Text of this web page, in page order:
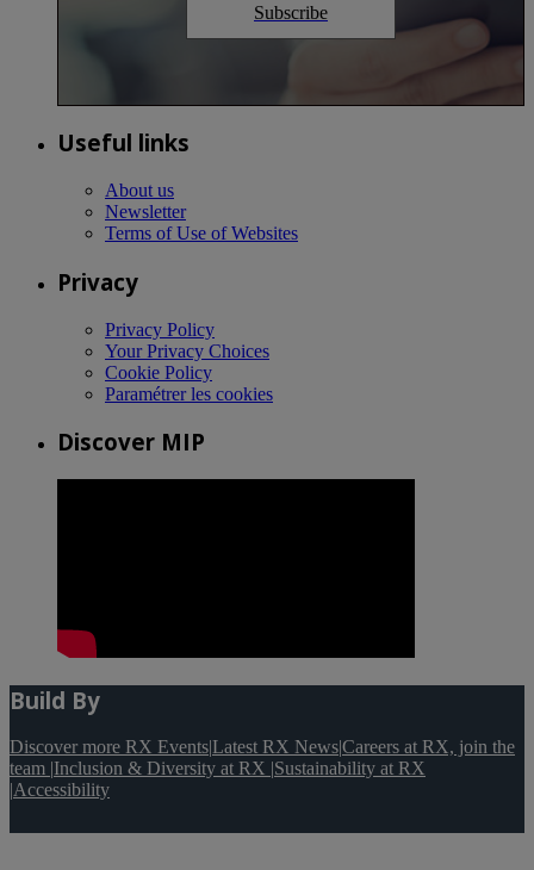
Subscribe
Useful links
About us
Newsletter
Terms of Use of Websites
Privacy
Privacy Policy
Your Privacy Choices
Cookie Policy
Paramétrer les cookies
Discover MIP
Build By
Discover more RX Events|Latest RX News|Careers at RX, join the
team |Inclusion & Diversity at RX |Sustainability at RX
|Accessibility